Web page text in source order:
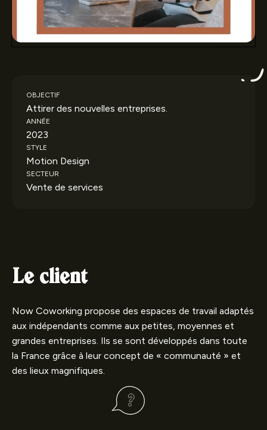
OBJECTIF
Attirer des nouvelles entreprises.
ANNÉE
2023
STYLE
Motion Design
SECTEUR
Vente de services
Le client
Now Coworking propose des espaces de travail adaptés
aux indépendants comme aux petites, moyennes et
grandes entreprises. Ils se sont développés dans toute
la France grâce à leur concept de « communauté » et
des lieux magnifiques.